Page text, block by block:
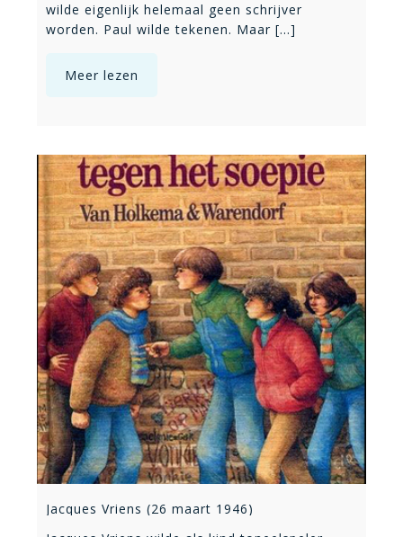
wilde eigenlijk helemaal geen schrijver
worden. Paul wilde tekenen. Maar [...]
Meer lezen
Jacques Vriens (26 maart 1946)